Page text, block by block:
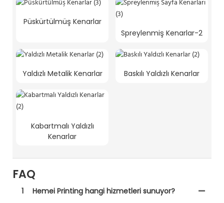
Püskürtülmüş Kenarlar
Spreylenmiş Kenarlar-2
Yaldızlı Metalik Kenarlar Baskılı Yaldızlı Kenarlar
Kabartmalı Yaldızlı
Kenarlar
FAQ
1
Hemei Printing hangi hizmetleri sunuyor?